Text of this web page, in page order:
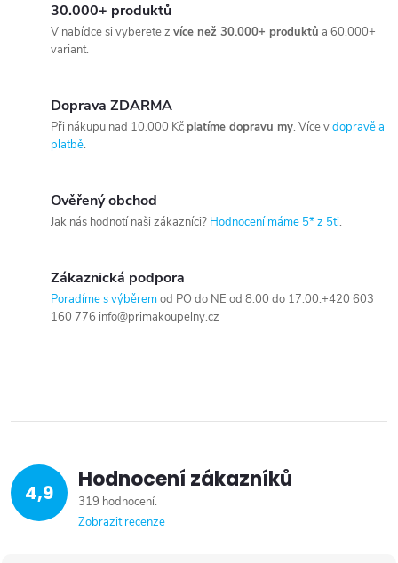
30.000+ produktů
V nabídce si vyberete z více než 30.000+ produktů a 60.000+
variant.
Doprava ZDARMA
Při nákupu nad 10.000 Kčplatíme dopravu my. Více vdopravě a
platbě.
Ověřený obchod
Jak nás hodnotí naši zákazníci? Hodnocení máme 5* z 5ti.
Zákaznická podpora
Poradíme s výběremod PO do NE od 8:00 do 17:00.+420 603
160 776 info@primakoupelny.cz
4,9 Hodnocení zákazníků
319 hodnocení
Zobrazit recenze